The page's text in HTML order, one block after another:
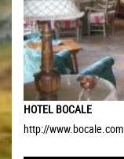
HOTEL BOCALE
http://www.bocale.com